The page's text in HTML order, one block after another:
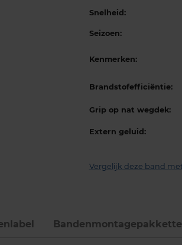
Snelheid:
Seizoen:
Kenmerken:
Brandstofefficiëntie:
Grip op nat wegdek:
Extern geluid:
Vergelijk deze band